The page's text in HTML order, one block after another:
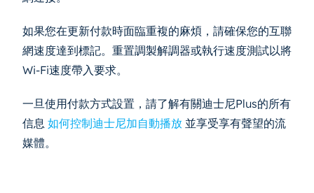
如果您在更新付款時面臨重複的麻煩，請確保您的互聯
網速度達到標記。重置調製解調器或執行速度測試以將
Wi-Fi速度帶入要求。
一旦使用付款方式設置，請了解有關迪士尼Plus的所有
信息 如何控制迪士尼加自動播放 並享受享有聲望的流
媒體。